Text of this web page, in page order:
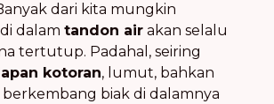
dari kita mungkin
dalam tandon air akan selalu
tertutup. Padahal, seiring
kotoran, lumut, bahkan
berkembang biak di dalamnya